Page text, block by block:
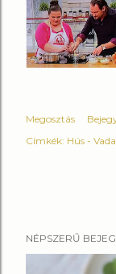
Megosztás
Címkék: Hús -
NÉPSZERŰ